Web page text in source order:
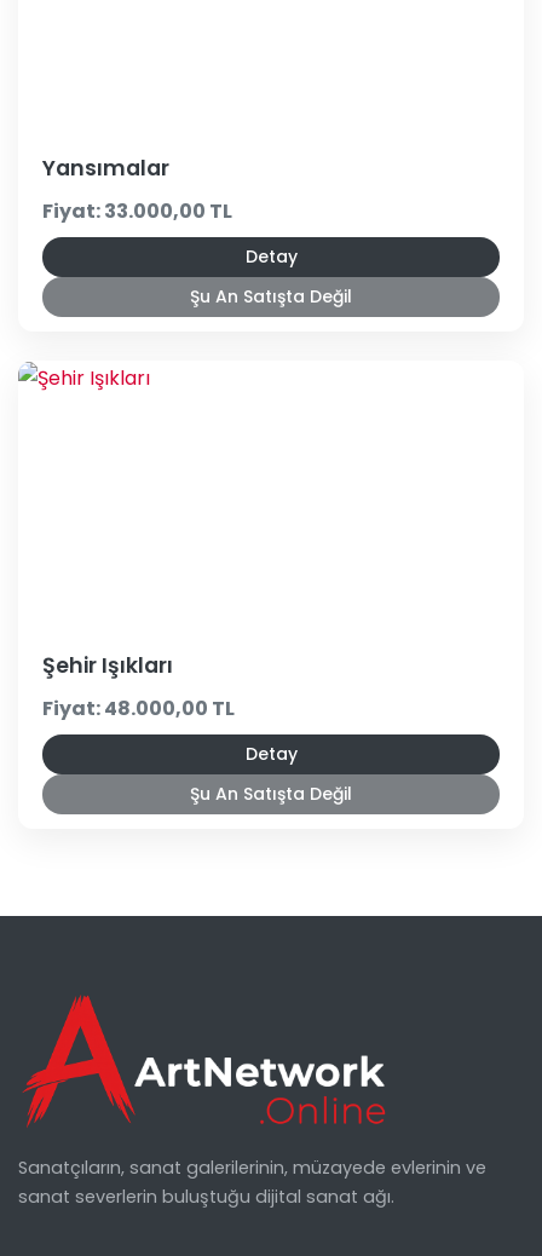
Yansımalar
Fiyat: 33.000,00 TL
Detay
Şu An Satışta Değil
Şehir Işıkları
Fiyat: 48.000,00 TL
Detay
Şu An Satışta Değil
Sanatçıların, sanat galerilerinin, müzayede evlerinin ve
sanat severlerin buluştuğu dijital sanat ağı.